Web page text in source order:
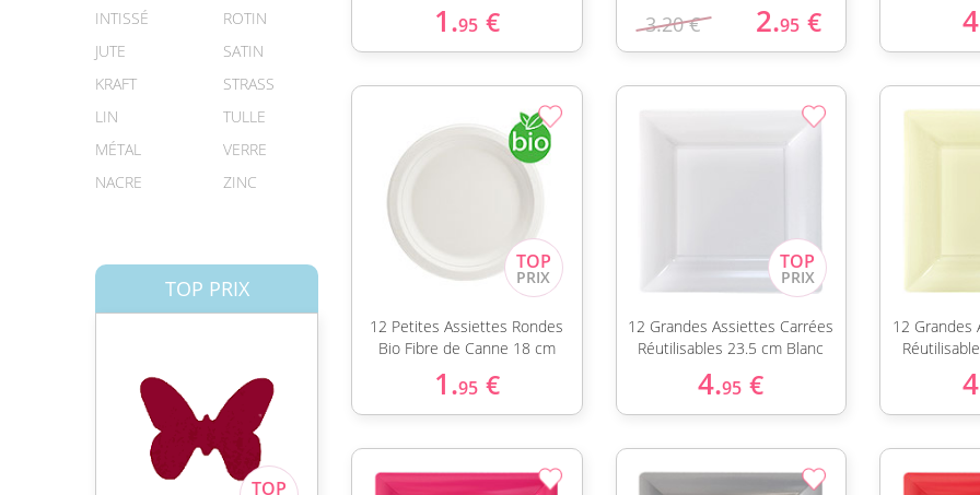
INTISSÉ
JUTE
KRAFT
LIN
MÉTAL
NACRE
ROTIN
SATIN
STRASS
TULLE
VERRE
ZINC
TOP PRIX
1.95 € 3.20 € 2.95 €
12 Petites Assiettes Rondes
Bio Fibre de Canne 18 cm
1.95 €
12 Grandes Assiettes Carrées
Réutilisables 23.5 cm Blanc
4.95 €
12 Grandes